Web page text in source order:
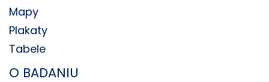
Mapy
Plakaty
Tabele
O BADANIU